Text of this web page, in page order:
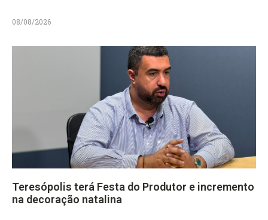
08/08/2026
Teresópolis terá Festa do Produtor e incremento
na decoração natalina